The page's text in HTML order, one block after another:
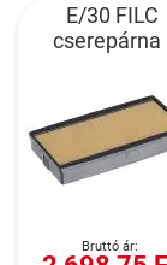
E/30 FILC
cserepárna